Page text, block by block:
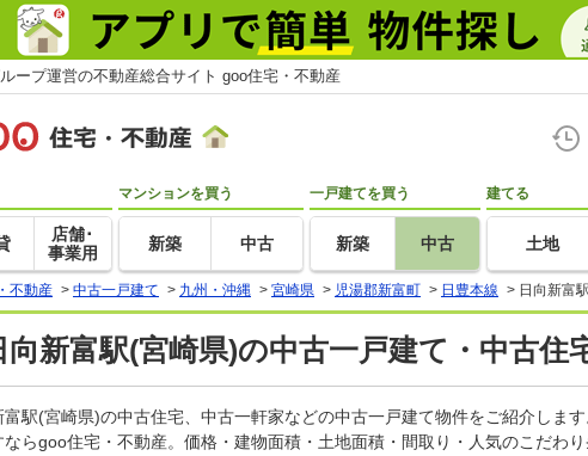
ープ運営の不動産総合サイト goo住宅・不動産
店舗･
事業用
マンションを買う
新築 中古
一戸建てを買う
新築 中古
建てる
土地
不動産 > 中古一戸建て > 九州・沖縄 > 宮崎県 > 児湯郡新富町 > 日豊本線 > 日向新富
向新富駅(宮崎県)の中古一戸建て・中古住
富駅(宮崎県)の中古住宅、中古一軒家などの中古一戸建て物件をご紹介しま
ならgoo住宅・不動産。価格・建物面積・土地面積・間取り・人気のこだわ